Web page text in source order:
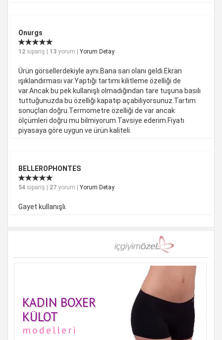
Onurgs
12 sipariş | 13 yorum | Yorum Detay
Ürün görsellerdekiyle aynı.Bana sarı olanı geldi.Ekran
ışıklandırması var.Yaptığı tartımı kilitleme özelliği de
var.Ancak bu pek kullanışlı olmadığından tare tuşuna basılı
tuttuğunuzda bu özelliği kapatıp açabiliyorsunuz.Tartım
sonuçları doğru.Termometre özelliği de var ancak
ölçümleri doğru mu bilmiyorum.Tavsiye ederim.Fiyatı
piyasaya göre uygun ve ürün kaliteli.
BELLEROPHONTES
54 sipariş | 27 yorum | Yorum Detay
Gayet kullanışlı.
KADIN BOXER
KÜLOT
modelleri